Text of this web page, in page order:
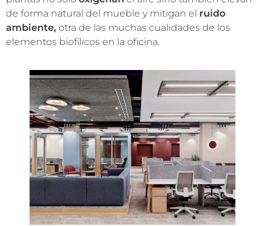
de forma natural del mueble y mitigan el ruido
ambiente, otra de las muchas cualidades de los
elementos biofílicos en la oficina.